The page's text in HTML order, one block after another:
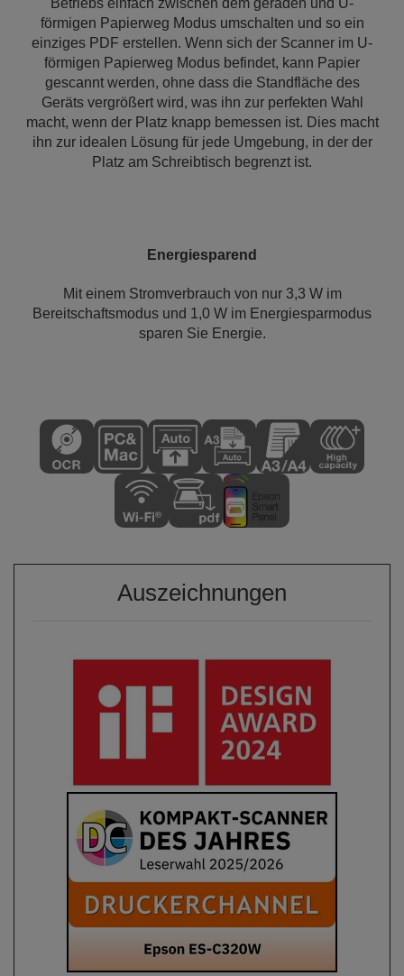
Betriebs einfach zwischen dem geraden und U-
förmigen Papierweg Modus umschalten und so ein
einziges PDF erstellen. Wenn sich der Scanner im U-
förmigen Papierweg Modus befindet, kann Papier
gescannt werden, ohne dass die Standfläche des
Geräts vergrößert wird, was ihn zur perfekten Wahl
macht, wenn der Platz knapp bemessen ist. Dies macht
ihn zur idealen Lösung für jede Umgebung, in der der
Platz am Schreibtisch begrenzt ist.
Energiesparend
Mit einem Stromverbrauch von nur 3,3 W im
Bereitschaftsmodus und 1,0 W im Energiesparmodus
sparen Sie Energie.
Auszeichnungen